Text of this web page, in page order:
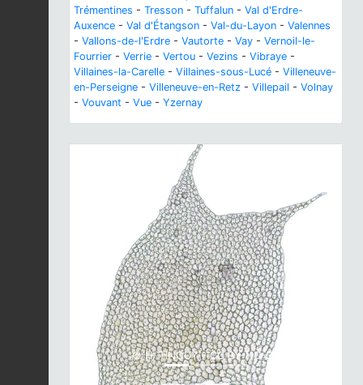
Trémentines - Tresson - Tuffalun - Val d'Erdre-
Auxence - Val d'Étangson - Val-du-Layon - Valennes
- Vallons-de-l'Erdre - Vautorte - Vay - Vernoil-le-
Fourrier - Verrie - Vertou - Vezins - Vibraye -
Villaines-la-Carelle - Villaines-sous-Lucé - Villeneuve-
en-Perseigne - Villeneuve-en-Retz - Villepail - Volnay
- Vouvant - Vue - Yzernay
© H. TINGUY - CC BY-NC-SA
Previous